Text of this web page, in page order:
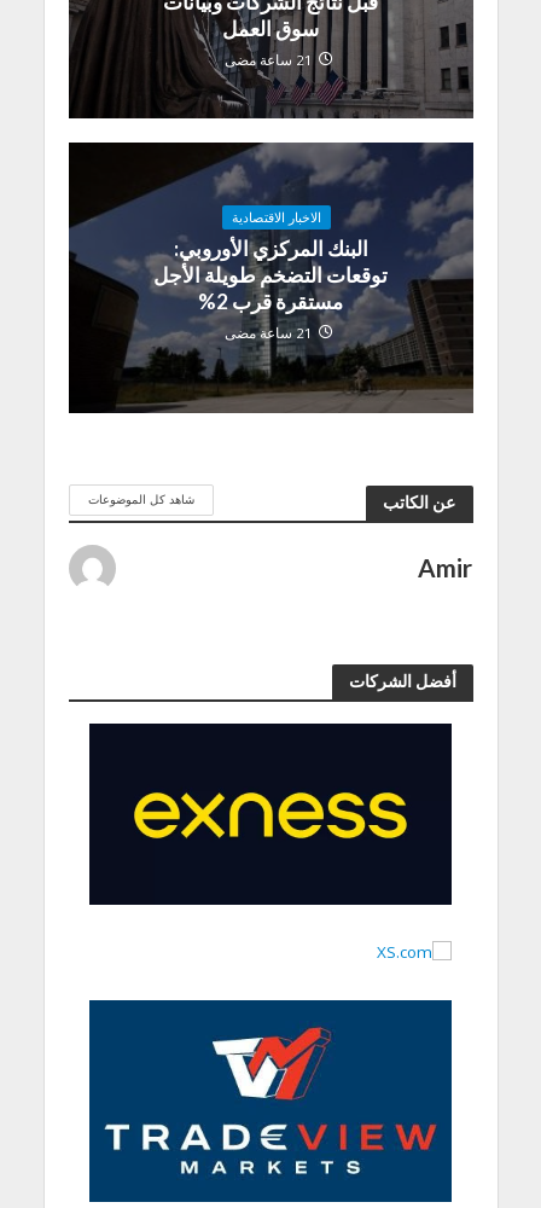
سوق العمل
21 ساعة مضى
الاخبار الاقتصادية
البنك المركزي الأوروبي:
توقعات التضخم طويلة الأجل
مستقرة قرب 2%
21 ساعة مضى
عن الكاتب شاهد كل الموضوعات
Amir
أفضل الشركات